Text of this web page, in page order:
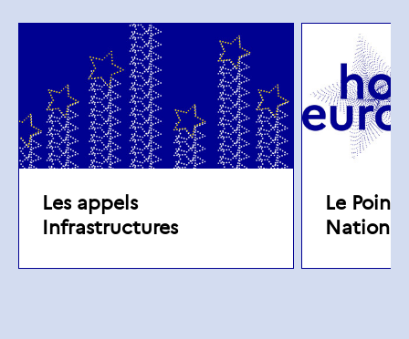
Les appels
Infrastructures
Le